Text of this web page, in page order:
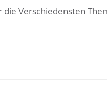
Verschiedensten